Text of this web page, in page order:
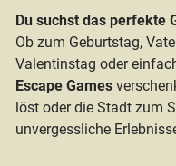
Du suchst das perfekte
Ob zum Geburtstag,
Valentinstag oder
Escape Games
löst oder die Stadt zum
unvergessliche